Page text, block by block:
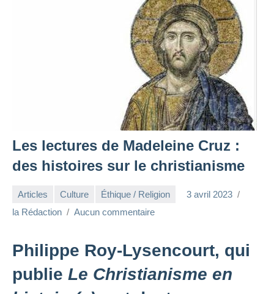
Les lectures de Madeleine Cruz :
des histoires sur le christianisme
Articles Culture Éthique / Religion
3 avril 2023
la Rédaction
Aucun commentaire
Philippe Roy-Lysencourt, qui
publie Le Christianisme en